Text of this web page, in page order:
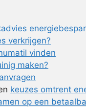
verkrijgen?
vinden
maken?
keuzes omtrent
op een